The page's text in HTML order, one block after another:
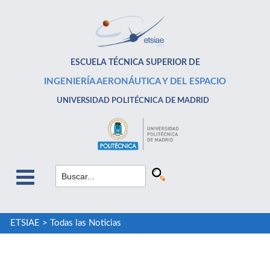
ESCUELA TÉCNICA SUPERIOR DE
INGENIERÍA AERONÁUTICA Y DEL ESPACIO
UNIVERSIDAD POLITÉCNICA DE MADRID
ETSIAE > Todas las Noticias